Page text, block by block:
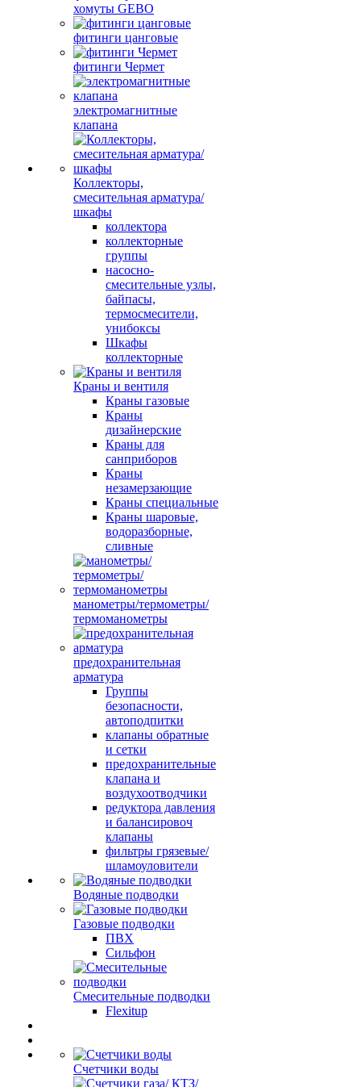
хомуты GEBO
фитинги цанговые
фитинги Чермет
электромагнитные
клапана
Коллекторы,
смесительная арматура/
шкафы
коллектора
коллекторные
группы
насосно-
смесительные узлы,
байпасы,
термосмесители,
унибоксы
Шкафы
коллекторные
Краны и вентиля
Краны газовые
Краны
дизайнерские
Краны для
санприборов
Краны
незамерзающие
Краны специальные
Краны шаровые,
водоразборные,
сливные
манометры/термометры/
термоманометры
предохранительная
арматура
Группы
безопасности,
автоподпитки
клапаны обратные
и сетки
предохранительные
клапана и
воздухоотводчики
редуктора давления
и балансировоч
клапаны
фильтры грязевые/
шламоуловители
Водяные подводки
Газовые подводки
ПВХ
Сильфон
Смесительные подводки
Flexitup
Счетчики воды